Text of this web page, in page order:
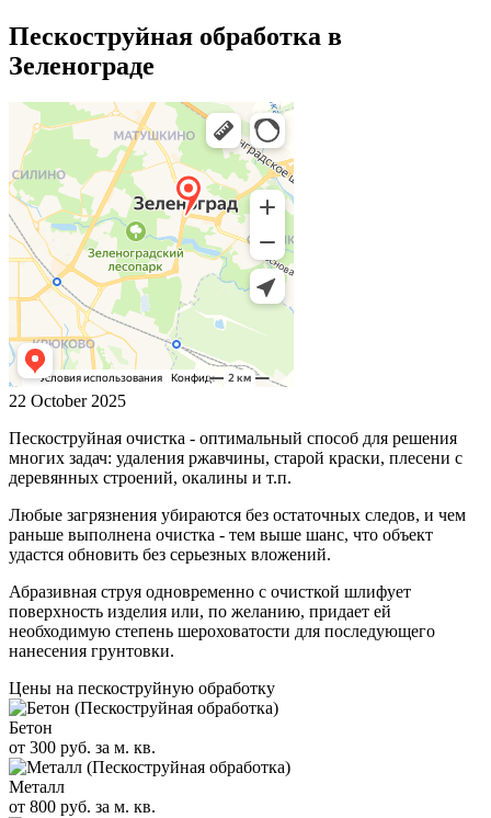
Пескоструйная обработка в
Зеленограде
22 October 2025
Пескоструйная очистка - оптимальный способ для решения
многих задач: удаления ржавчины, старой краски, плесени с
деревянных строений, окалины и т.п.
Любые загрязнения убираются без остаточных следов, и чем
раньше выполнена очистка - тем выше шанс, что объект
удастся обновить без серьезных вложений.
Абразивная струя одновременно с очисткой шлифует
поверхность изделия или, по желанию, придает ей
необходимую степень шероховатости для последующего
нанесения грунтовки.
Цены на пескоструйную обработку
Бетон
от 300 руб. за м. кв.
Металл
от 800 руб. за м. кв.